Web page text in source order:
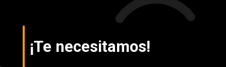
¡Te necesitamos!